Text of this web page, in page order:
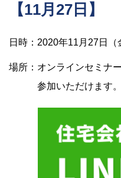
【11月27日】
日時：2020年11月27日
場所：オンラインセミナ
参加いただけます。